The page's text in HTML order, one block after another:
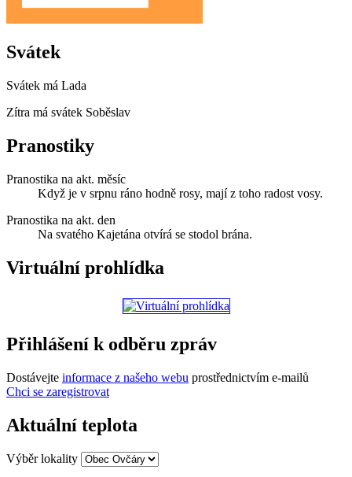
Svátek
Svátek má Lada
Zítra má svátek Soběslav
Pranostiky
Pranostika na akt. měsíc
Když je v srpnu ráno hodně rosy, mají z toho radost vosy.
Pranostika na akt. den
Na svatého Kajetána otvírá se stodol brána.
Virtuální prohlídka
Přihlášení k odběru zpráv
Dostávejte informace z našeho webu prostřednictvím e-mailů
Chci se zaregistrovat
Aktuální teplota
Výběr lokality